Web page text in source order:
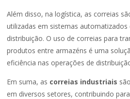
Além disso, na logística, as correias
utilizadas em sistemas
distribuição. O uso de correias para
produtos entre armazéns é uma
eficiência nas operações de
Em suma, as correias industriais
em diversos setores, contribuindo